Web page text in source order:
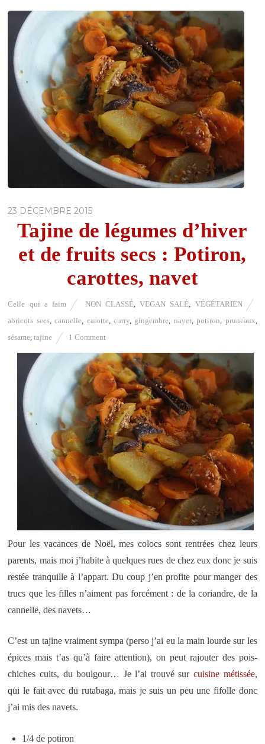
23 DÉCEMBRE 2015
Tajine de légumes d’hiver
et de fruits secs : Potiron,
carottes, navet
Celle qui a faim NON CLASSÉ ,VEGAN SALÉ
VÉGÉTARIEN
abricots secs,cannelle carotte curry gingembre navet ,potiron pruneaux
sésame ,tajine 1 Comment
Pour les vacances de Noël, mes colocs sont rentrées chez leurs
parents, mais moi j’habite à quelques rues de chez eux donc je suis
restée tranquille à l’appart. Du coup j’en profite pour manger des
trucs que les filles n’aiment pas forcément : de la coriandre, de la
cannelle, des navets…
C’est un tajine vraiment sympa (perso j’ai eu la main lourde sur les
épices mais t’as qu’à faire attention), on peut rajouter des pois-
chiches cuits, du boulgour… Je l’ai trouvé sur cuisine métissée,
qui le fait avec du rutabaga, mais je suis un peu une fifolle donc
j’ai mis des navets.
1/4 de potiron